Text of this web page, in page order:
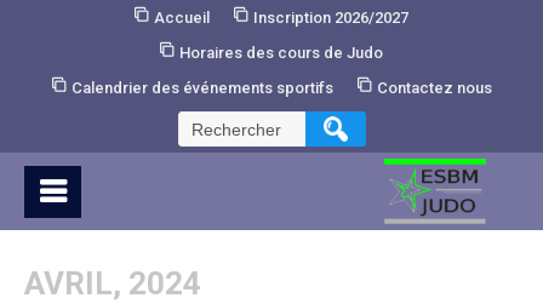
Accueil
Inscription 2026/2027
Horaires des cours de Judo
Calendrier des événements sportifs
Contactez nous
Rechercher :
AVRIL, 2024